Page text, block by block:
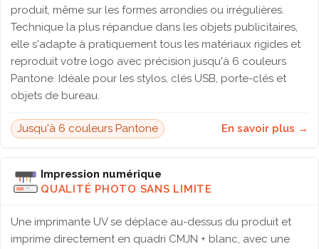
produit, même sur les formes arrondies ou irrégulières.
Technique la plus répandue dans les objets publicitaires,
elle s'adapte à pratiquement tous les matériaux rigides et
reproduit votre logo avec précision jusqu'à 6 couleurs
Pantone. Idéale pour les stylos, clés USB, porte-clés et
objets de bureau.
Jusqu'à 6 couleurs Pantone En savoir plus →
Impression numérique
QUALITÉ PHOTO SANS LIMITE
Une imprimante UV se déplace au-dessus du produit et
imprime directement en quadri CMJN + blanc, avec une